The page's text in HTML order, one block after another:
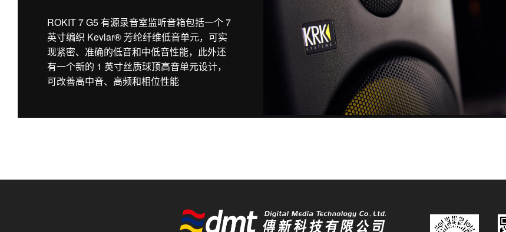
ROKIT 7 G5 有源录音室监听音箱包括一个 7
英寸编织 Kevlar® 芳纶纤维低音单元，可实
现紧密、准确的低音和中低音性能，此外还
有一个新的 1 英寸丝质球顶高音单元设计，
可改善高中音、高频和相位性能